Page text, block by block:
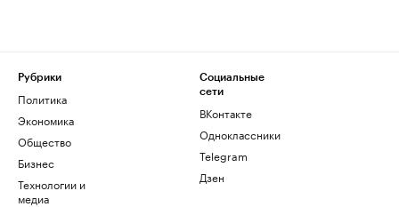
Рубрики
Политика
Экономика
Общество
Бизнес
Технологии и
медиа
Социальные
сети
ВКонтакте
Одноклассники
Telegram
Дзен